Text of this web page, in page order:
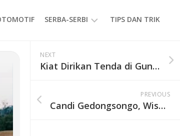
SERBA-SERBI
EVENT
GAYA
TIPS DAN TRIK
NEXT
Kiat Dirikan Tenda di Gunung saat Badai
PREVIOUS
Candi Gedongsongo, Wisata Alam dengan Warisan Peradaban Jawa Kuno